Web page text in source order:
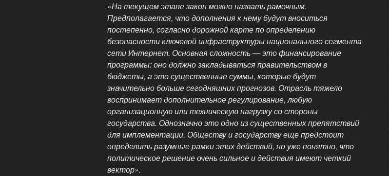
«На текущем этапе закон можно назвать рамочным.
Предполагается, что дополнения к нему будут вноситься
постепенно, согласно дорожной карте по определению
безопасности ключевой инфраструктуры национального сегмента
сети Интернет. Основная сложность — это финансирование
программы: оно должно закладываться правительством в
бюджеты, а это существенные суммы, которые будут
значительно больше сегодняшних прогнозов. Отрасль тяжело
воспринимает дополнительное регулирование, любую
организационную или техническую нагрузку со стороны
государства. Однозначно это одно из существенных препятствий
для имплементации. Обществу и государству еще предстоит
определить разумные рамки этих действий, но уже понятно, что
политическое решение очень сильное и действия имеют четкий
вектор».